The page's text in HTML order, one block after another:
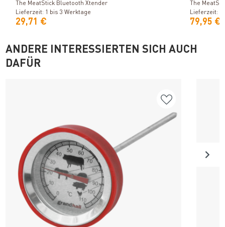
The MeatStick Bluetooth Xtender
Lieferzeit: 1 bis 3 Werktage
29,71 €
The
Lieferzeit: 1
79,95 €
ANDERE INTERESSIERTEN SICH AUCH
DAFÜR